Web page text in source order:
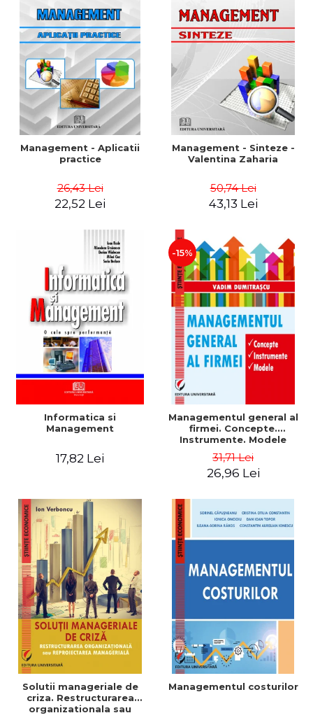
Management - Aplicatii
practice
26,43 Lei
22,52 Lei
Management - Sinteze -
Valentina Zaharia
50,74 Lei
43,13 Lei
Informatica si
Management
17,82 Lei
-15%
Managementul general al
firmei. Concepte.
Instrumente. Modele
31,71 Lei
26,96 Lei
Solutii manageriale de
criza. Restructurarea
organizationala sau
Managementul costurilor